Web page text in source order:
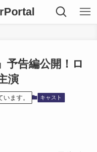
予告編公開！ロ
演
ます。 キャスト